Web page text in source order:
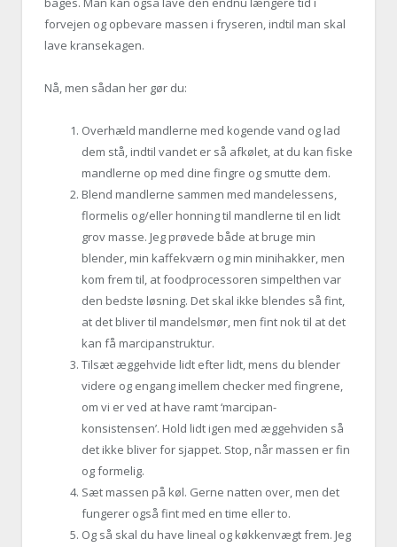
forvejen og opbevare massen i fryseren, indtil man skal
lave kransekagen.
Nå, men sådan her gør du:
Overhæld mandlerne med kogende vand og lad
dem stå, indtil vandet er så afkølet, at du kan fiske
mandlerne op med dine fingre og smutte dem.
Blend mandlerne sammen med mandelessens,
flormelis og/eller honning til mandlerne til en lidt
grov masse. Jeg prøvede både at bruge min
blender, min kaffekværn og min minihakker, men
kom frem til, at foodprocessoren simpelthen var
den bedste løsning. Det skal ikke blendes så fint,
at det bliver til mandelsmør, men fint nok til at det
kan få marcipanstruktur.
Tilsæt æggehvide lidt efter lidt, mens du blender
videre og engang imellem checker med fingrene,
om vi er ved at have ramt ‘marcipan-
konsistensen’. Hold lidt igen med æggehviden så
det ikke bliver for sjappet. Stop, når massen er fin
og formelig.
Sæt massen på køl. Gerne natten over, men det
fungerer også fint med en time eller to.
Og så skal du have lineal og køkkenvægt frem. Jeg